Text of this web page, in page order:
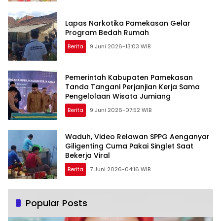
Lapas Narkotika Pamekasan Gelar
Program Bedah Rumah
Berita 9 Juni 2026-13:03 WIB
Pemerintah Kabupaten Pamekasan
Tanda Tangani Perjanjian Kerja Sama
Pengelolaan Wisata Jumiang
Berita 9 Juni 2026-07:52 WIB
Waduh, Video Relawan SPPG Aenganyar
Giligenting Cuma Pakai Singlet Saat
Bekerja Viral
Berita 7 Juni 2026-04:16 WIB
Popular Posts